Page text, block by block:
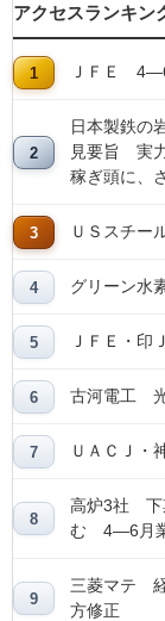
アクセスランキン
ＪＦＥ
日本製鉄の
見要旨 実
稼ぎ頭に、
ＵＳスチ
グリーン水
ＪＦＥ・
古河電工
ＵＡＣＪ・
高炉3社 下
む 4―6月
三菱マテ
方修正